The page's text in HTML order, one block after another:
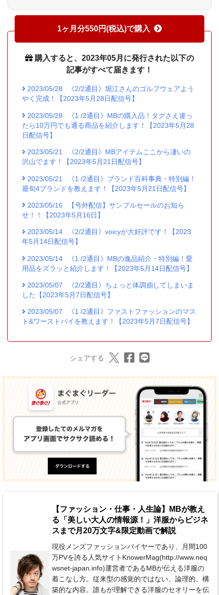
1ヶ月分550円(税込)で購入
購入すると、2023年05月に発行された以下の
記事がすべて届きます！
2023/05/28
《2/2通目》堀江さんのゴルフウェアよう
やく完成！【2023年5月28日配信号】
2023/05/28
《1 /2通目》MBの購入品！タグさえ違っ
たら10万円でも通る商品を紹介します！【2023年5月28
日配信号】
2023/05/21
《2/2通目》MBアイテムここから凄いの
沢山でます！【2023年5月21日配信号】
2023/05/21
《1 /2通目》ブランド百科事典・特別編！
最旬4ブランドを教えます！【2023年5月21日配信号】
2023/05/16
【号外配信】サンプルセールのお知ら
せ！！【2023年5月16日】
2023/05/14
《2/2通目》voicyが大好評です！【2023
年5月14日配信号】
2023/05/14
《1 /2通目》MBの逸品紹介・特別編！愛
用品をズラッと紹介します！【2023年5月14日配信号】
2023/05/07
《2/2通目》ちょっと体調崩してしまいま
した【2023年5月7日配信号】
2023/05/07
《1 /2通目》ファストファッションのマス
ト&ワーストバイを教えます！【2023年5月7日配信号】
シェアする
【ファッション・仕事・人生論】MBが教え
る「美しい大人の情報源！」洋服からビジネ
スまで月20万文字&限定動画で解説
現役メンズファッションバイヤーであり、月間100
万PVを誇る人気サイトKnowerMag(http://www.neq
wsnet-japan.info)運営者であるMBが伝える洋服の
着こなし方。従来型の感覚的ではない、論理的、構
築的な内容。誰もが理解できる洋服のセオリーを伝